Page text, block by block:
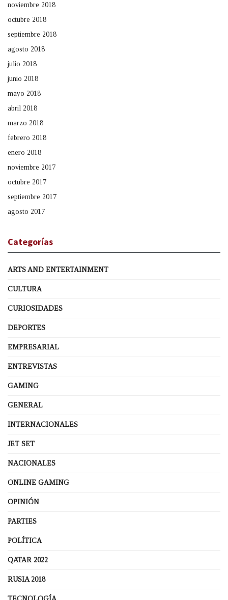
noviembre 2018
octubre 2018
septiembre 2018
agosto 2018
julio 2018
junio 2018
mayo 2018
abril 2018
marzo 2018
febrero 2018
enero 2018
noviembre 2017
octubre 2017
septiembre 2017
agosto 2017
Categorías
ARTS AND ENTERTAINMENT
CULTURA
CURIOSIDADES
DEPORTES
EMPRESARIAL
ENTREVISTAS
GAMING
GENERAL
INTERNACIONALES
JET SET
NACIONALES
ONLINE GAMING
OPINIÓN
PARTIES
POLÍTICA
QATAR 2022
RUSIA 2018